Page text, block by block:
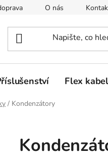
O nás
Flex
/ Kondenzátory